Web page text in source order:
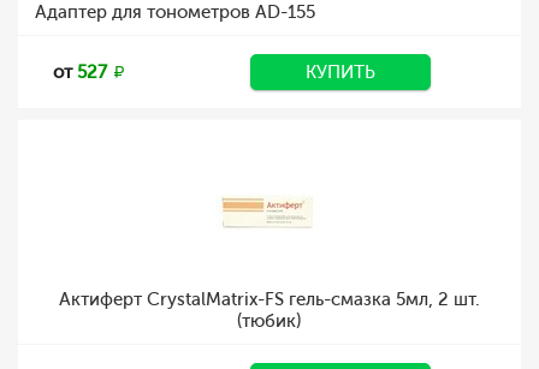
Адаптер для тонометров AD-155
от527 КУПИТЬ
Актиферт CrystalMatrix-FS гель-смазка 5мл, 2 шт.
(тюбик)